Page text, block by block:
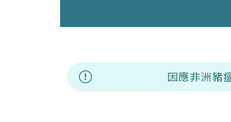
因應非洲豬瘟應變資訊專區